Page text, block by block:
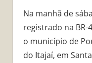
Na manhã de
registrado na BR-
o município de
do Itajaí, em